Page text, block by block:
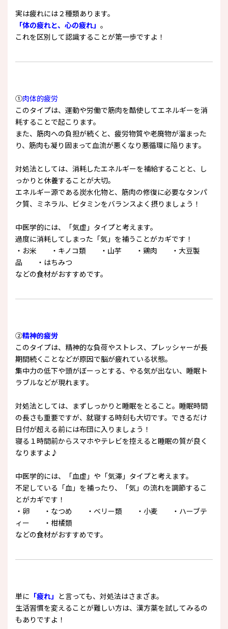
実は疲れには２種類あります。
「体の疲れと、心の疲れ」 。
これを区別して認識することが第一歩ですよ！
①肉体的疲労
このタイプは、運動や労働で筋肉を酷使してエネルギーを消
耗することで起こります。
また、筋肉への負担が続くと、疲労物質や老廃物が溜まった
り、筋肉も凝り固まって血流が悪くなり悪循環に陥ります。
対処法としては、消耗したエネルギーを補給することと、し
っかりと休養することが大切。
エネルギー源である炭水化物と、筋肉の修復に必要なタンパ
ク質、ミネラル、ビタミンをバランスよく摂りましょう！
中医学的には、「気虚」タイプと考えます。
過度に消耗してしまった「気」を補うことがカギです！
・お米 ・キノコ類 ・山芋 ・鶏肉 ・大豆製
品 ・はちみつ
などの食材がおすすめです。
②精神的疲労
このタイプは、精神的な負荷やストレス、プレッシャーが長
期間続くことなどが原因で脳が疲れている状態。
集中力の低下や頭がぼーっとする、やる気が出ない、睡眠ト
ラブルなどが現れます。
対処法としては、まずしっかりと睡眠をとること。睡眠時間
の長さも重要ですが、就寝する時刻も大切です。できるだけ
日付が超える前には布団に入りましょう！
寝る１時間前からスマホやテレビを控えると睡眠の質が良く
なりますよ♪
中医学的には、「血虚」や「気滞」タイプと考えます。
不足している「血」を補ったり、「気」の流れを調節するこ
とがカギです！
・卵 ・なつめ ・ベリー類 ・小麦 ・ハーブテ
ィー ・柑橘類
などの食材がおすすめです。
単に 「疲れ」 と言っても、対処法はさまざま。
生活習慣を変えることが難しい方は、漢方薬を試してみるの
もありですよ！